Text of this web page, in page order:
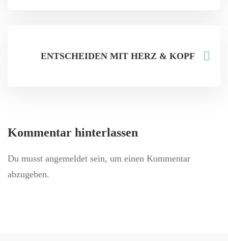
ENTSCHEIDEN MIT HERZ & KOPF
Kommentar hinterlassen
Du musst angemeldet sein, um einen Kommentar
abzugeben.